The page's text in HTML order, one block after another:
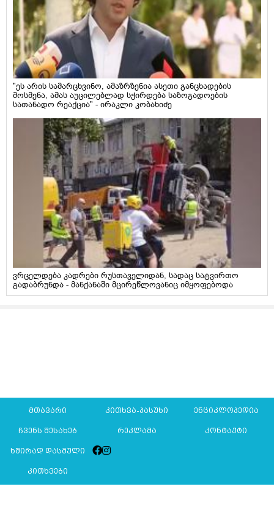
"ეს არის სამარცხვინო, ამაზრზენია ასეთი განცხადების
მოსმენა, ამას აუცილებლად სჭირდება საზოგადოების
სათანადო რეაქცია" - ირაკლი კობახიძე
ვრცელდება კადრები რუსთაველიდან, სადაც სატვირთო
გადაბრუნდა - მანქანაში მცირეწლოვანიც იმყოფებოდა
მთავარი კითხვა-პასუხი ენციკლოპედია
ჩვენს შესახებ რეკლამა კონტაქტი
ხშირად დასმული
კითხვები